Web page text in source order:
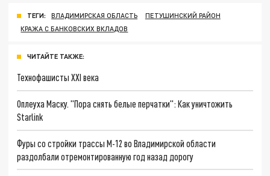
ТЕГИ: ВЛАДИМИРСКАЯ ОБЛАСТЬ
ПЕТУШИНСКИЙ РАЙОН
КРАЖА С БАНКОВСКИХ ВКЛАДОВ
ЧИТАЙТЕ ТАКЖЕ:
Технофашисты XXI века
Оплеуха Маску. "Пора снять белые перчатки": Как уничтожить
Starlink
Фуры со стройки трассы М-12 во Владимирской области
раздолбали отремонтированную год назад дорогу